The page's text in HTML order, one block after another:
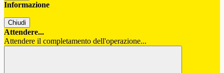
Informazione
Chiudi
Attendere...
Attendere il completamento dell'operazione...